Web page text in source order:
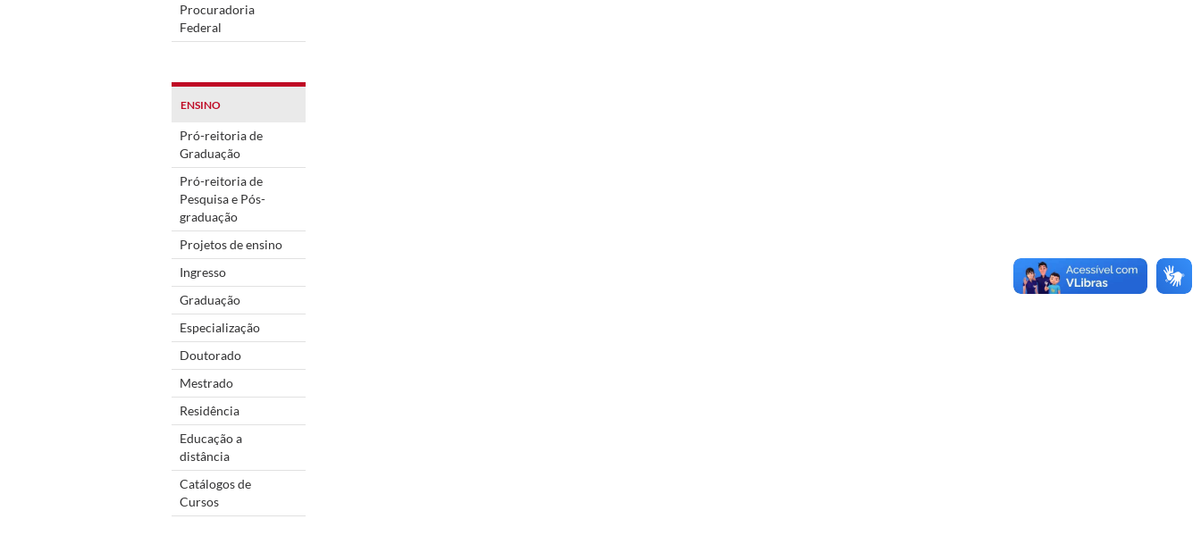
Procuradoria
Federal
ENSINO
Pró-reitoria de
Graduação
Pró-reitoria de
Pesquisa e Pós-
graduação
Projetos de ensino
Ingresso
Graduação
Especialização
Doutorado
Mestrado
Residência
Educação a
distância
Catálogos de
Cursos